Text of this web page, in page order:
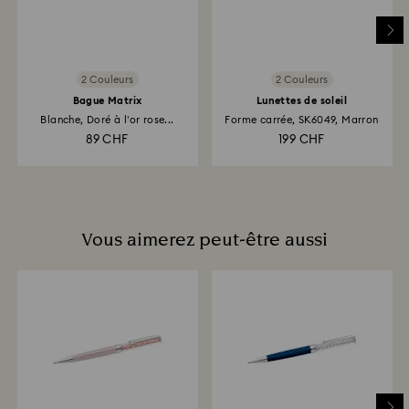
2 Couleurs
Bague Matrix
Blanche, Doré à l’or rose...
89 CHF
2 Couleurs
Lunettes de soleil
Forme carrée, SK6049, Marron
199 CHF
Vous aimerez peut-être aussi